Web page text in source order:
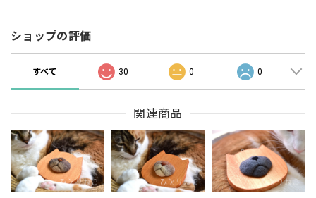
ショップの評価
すべて 30 0 0
関連商品